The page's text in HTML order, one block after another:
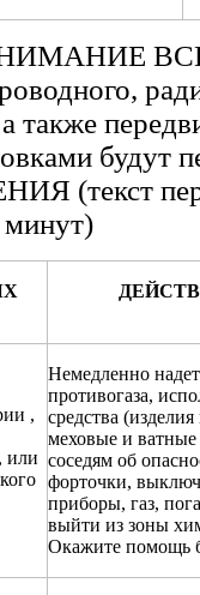
также
будут
(текст
минут)
,
или
Немедленно
противогаза,
средства
меховые и
соседям об
форточки,
приборы, газ,
выйти из зоны
Окажите помощь